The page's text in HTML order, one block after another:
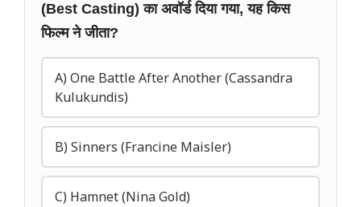
(Best Casting) का अवॉर्ड दिया गया, यह किस
फिल्म ने जीता?
A) One Battle After Another (Cassandra
Kulukundis)
B) Sinners (Francine Maisler)
C) Hamnet (Nina Gold)